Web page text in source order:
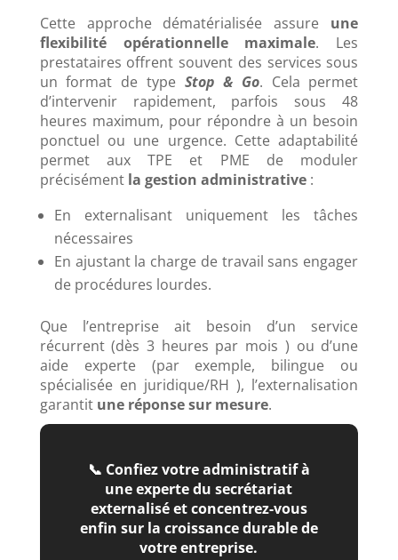
Cette approche dématérialisée assure une
flexibilité opérationnelle maximale. Les
prestataires offrent souvent des services sous
un format de type Stop & Go. Cela permet
d’intervenir rapidement, parfois sous 48
heures maximum, pour répondre à un besoin
ponctuel ou une urgence. Cette adaptabilité
permet aux TPE et PME de moduler
précisément la gestion administrative:
En externalisant uniquement les tâches
nécessaires
En ajustant la charge de travail sans engager
de procédures lourdes.
Que l’entreprise ait besoin d’un service
récurrent (dès 3 heures par mois ) ou d’une
aide experte (par exemple, bilingue ou
spécialisée en juridique/RH ), l’externalisation
garantit une réponse sur mesure.
📞 Confiez votre administratif à
une experte du secrétariat
externalisé et concentrez-vous
enfin sur la croissance durable de
votre entreprise.